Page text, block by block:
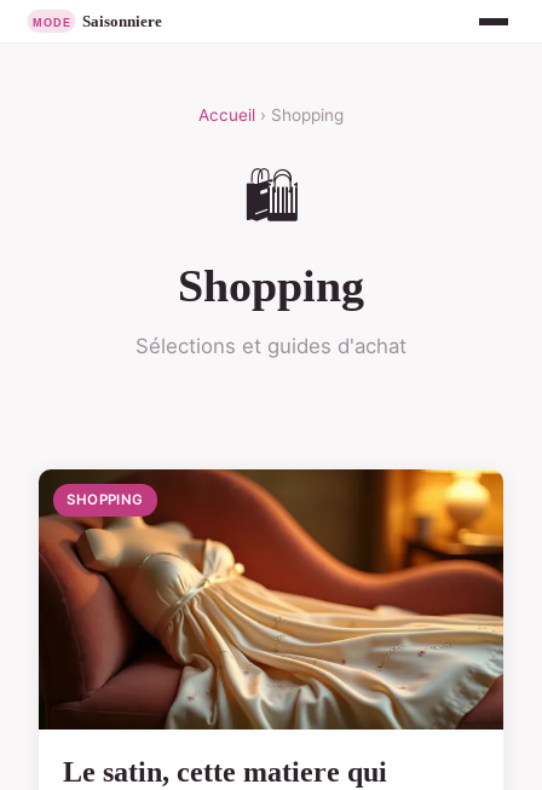
Accueil › Shopping
🛍️
Shopping
Sélections et guides d'achat
SHOPPING
Le satin, cette matiere qui